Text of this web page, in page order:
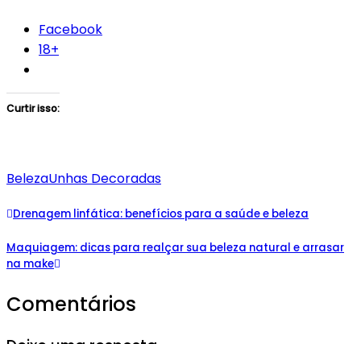
Facebook
18+
Curtir isso:
BelezaUnhas Decoradas
Drenagem linfática: benefícios para a saúde e beleza
Maquiagem: dicas para realçar sua beleza natural e arrasar
na make
Comentários